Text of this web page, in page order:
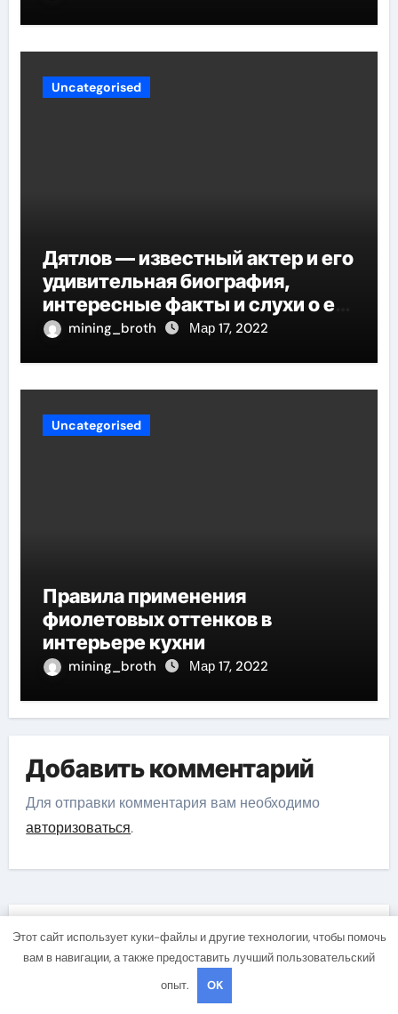
Uncategorised
Дятлов — известный актер и его
удивительная биография,
интересные факты и слухи о его
личной жизни
mining_broth Мар 17, 2022
Uncategorised
Правила применения
фиолетовых оттенков в
интерьере кухни
mining_broth Мар 17, 2022
Добавить комментарий
Для отправки комментария вам необходимо
авторизоваться.
Поиск
Этот сайт использует куки-файлы и другие технологии, чтобы помочь
вам в навигации, а также предоставить лучший пользовательский
опыт.
OK